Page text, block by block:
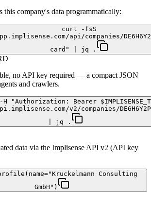
this company's data programmatically:
curl -fsS
api/companies/
card" | jq .
no API key required — a compact JSON
and crawlers.
"Authorization: Bearer
v2/companies/
| jq .
data via the Implisense API v2 (API key
Consulting
GmbH")